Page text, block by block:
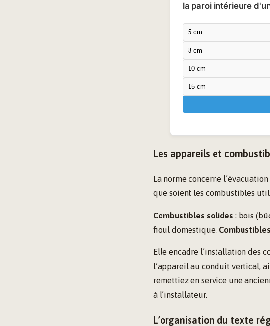
la paroi intérieure
5 cm
8 cm
10 cm
15 cm
Les appareils et
La norme concerne
que soient les combustibles
Combustibles solides : bois
fioul domestique.
Elle encadre l’installation des
l’appareil au conduit vertical,
remettiez en service une
à l’installateur.
L’organisation du texte